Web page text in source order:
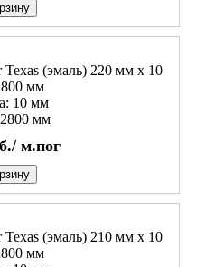
(эмаль) 220 мм х 10
мм
10 мм
мм
м.пог
(эмаль) 210 мм х 10
мм